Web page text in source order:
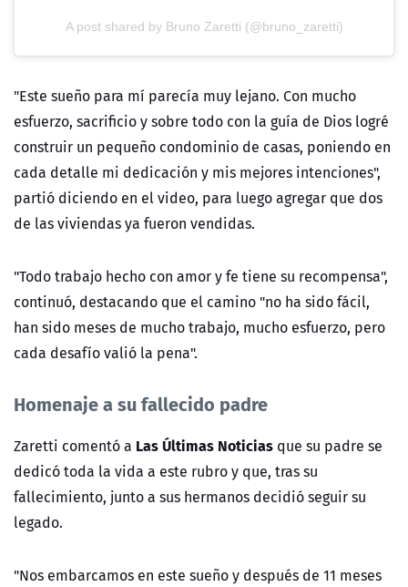
A post shared by Bruno Zaretti (@bruno_zaretti)
"Este sueño para mí parecía muy lejano. Con mucho
esfuerzo, sacrificio y sobre todo con la guía de Dios logré
construir un pequeño condominio de casas, poniendo en
cada detalle mi dedicación y mis mejores intenciones",
partió diciendo en el video, para luego agregar que dos
de las viviendas ya fueron vendidas.
"Todo trabajo hecho con amor y fe tiene su recompensa",
continuó, destacando que el camino "no ha sido fácil,
han sido meses de mucho trabajo, mucho esfuerzo, pero
cada desafío valió la pena".
Homenaje a su fallecido padre
Zaretti comentó a Las Últimas Noticias que su padre se
dedicó toda la vida a este rubro y que, tras su
fallecimiento, junto a sus hermanos decidió seguir su
legado.
"Nos embarcamos en este sueño y después de 11 meses